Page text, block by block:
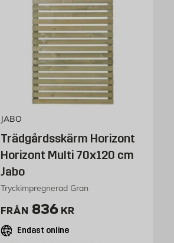
JABO
Trädgårdsskärm Horizont
Horizont Multi 70x120 cm
Jabo
Tryckimpregnerad Gran
FRÅN Pris 836 kr
836 KR
Endast online